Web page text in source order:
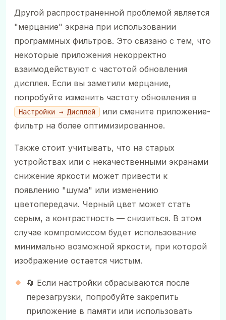
Другой распространенной проблемой является
"мерцание" экрана при использовании
программных фильтров. Это связано с тем, что
некоторые приложения некорректно
взаимодействуют с частотой обновления
дисплея. Если вы заметили мерцание,
попробуйте изменить частоту обновления в
Настройки → Дисплей
или смените приложение-
фильтр на более оптимизированное.
Также стоит учитывать, что на старых
устройствах или с некачественными экранами
снижение яркости может привести к
появлению "шума" или изменению
цветопередачи. Черный цвет может стать
серым, а контрастность — снизиться. В этом
случае компромиссом будет использование
минимально возможной яркости, при которой
изображение остается чистым.
🔄 Если настройки сбрасываются после
перезагрузки, попробуйте закрепить
приложение в памяти или использовать